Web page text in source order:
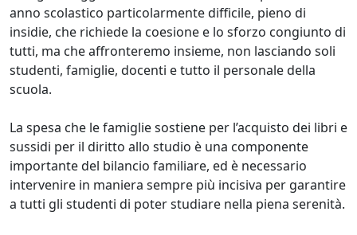
anno scolastico particolarmente difficile, pieno di
insidie, che richiede la coesione e lo sforzo congiunto di
tutti, ma che affronteremo insieme, non lasciando soli
studenti, famiglie, docenti e tutto il personale della
scuola.
La spesa che le famiglie sostiene per l’acquisto dei libri e
sussidi per il diritto allo studio è una componente
importante del bilancio familiare, ed è necessario
intervenire in maniera sempre più incisiva per garantire
a tutti gli studenti di poter studiare nella piena serenità.